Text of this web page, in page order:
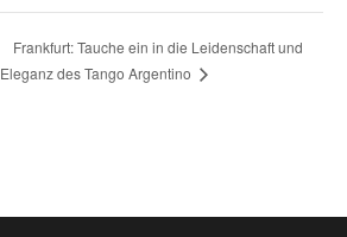
Frankfurt: Tauche ein in die Leidenschaft und
Eleganz des Tango Argentino